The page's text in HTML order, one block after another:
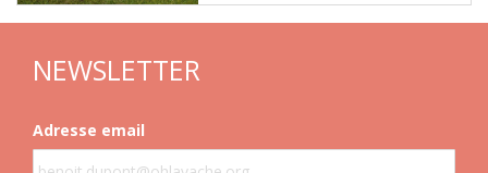
NEWSLETTER
Adresse email